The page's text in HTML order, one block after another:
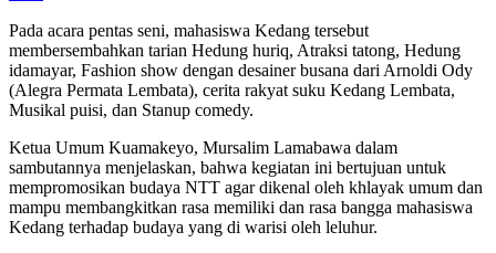
Pada acara pentas seni, mahasiswa Kedang tersebut
membersembahkan tarian Hedung huriq, Atraksi tatong, Hedung
idamayar, Fashion show dengan desainer busana dari Arnoldi Ody
(Alegra Permata Lembata), cerita rakyat suku Kedang Lembata,
Musikal puisi, dan Stanup comedy.
Ketua Umum Kuamakeyo, Mursalim Lamabawa dalam
sambutannya menjelaskan, bahwa kegiatan ini bertujuan untuk
mempromosikan budaya NTT agar dikenal oleh khlayak umum dan
mampu membangkitkan rasa memiliki dan rasa bangga mahasiswa
Kedang terhadap budaya yang di warisi oleh leluhur.